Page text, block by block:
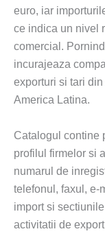
euro, iar
ce indica un nivel
comercial.
incurajeaza
exporturi si tari
America Latina.
Catalogul contine
profilul firmelor si
numarul de
telefonul, faxul, e-
import si
activitatii de